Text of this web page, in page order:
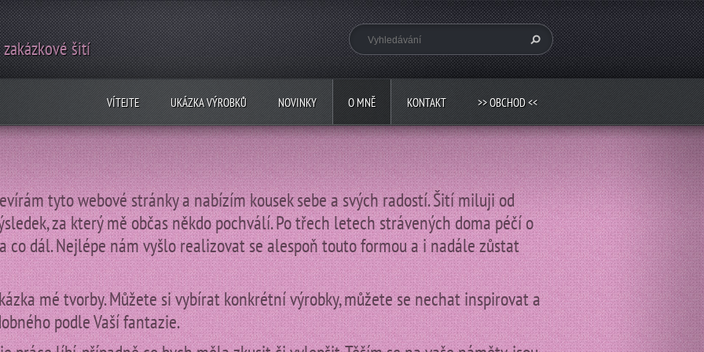
šití
VÍTEJTE UKÁZKA VÝROBKŮ NOVINKY O MNĚ KONTAKT >> OBCHOD <<
tyto webové stránky a nabízím kousek sebe a svých radostí. Šití miluji od
za který mě občas někdo pochválí. Po třech letech strávených doma péčí o
co dál. Nejlépe nám vyšlo realizovat se alespoň touto formou a i nadále zůstat
mé tvorby. Můžete si vybírat konkrétní výrobky, můžete se nechat inspirovat a
podle Vaší fantazie.